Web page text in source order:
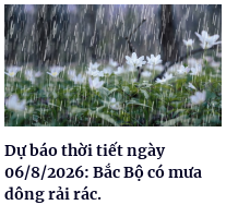
Dự báo thời tiết ngày
06/8/2026: Bắc Bộ có mưa
dông rải rác.